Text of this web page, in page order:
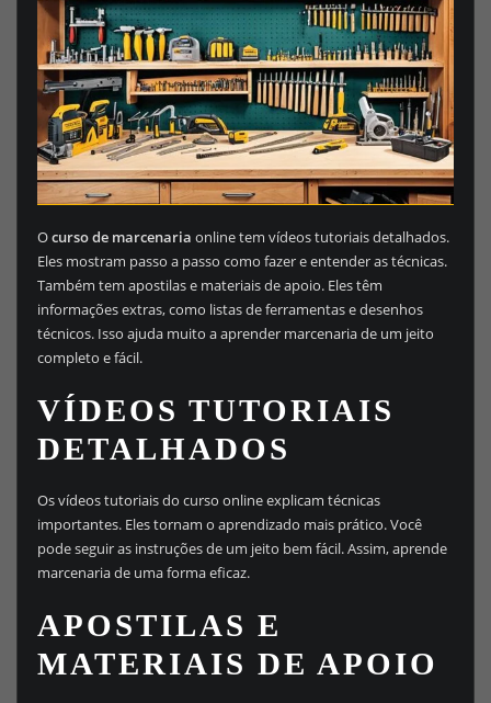
Ocurso de marcenaria online tem vídeos tutoriais detalhados.
Eles mostram passo a passo como fazer e entender as técnicas.
Também tem apostilas e materiais de apoio. Eles têm
informações extras, como listas de ferramentas e desenhos
técnicos. Isso ajuda muito a aprender marcenaria de um jeito
completo e fácil.
VÍDEOS TUTORIAIS
DETALHADOS
Os vídeos tutoriais do curso online explicam técnicas
importantes. Eles tornam o aprendizado mais prático. Você
pode seguir as instruções de um jeito bem fácil. Assim, aprende
marcenaria de uma forma eficaz.
APOSTILAS E
MATERIAIS DE APOIO